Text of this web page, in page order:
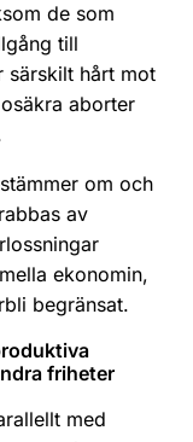
de som
till
särskilt hårt mot
aborter
om och
av
ekonomin,
begränsat.
friheter
med